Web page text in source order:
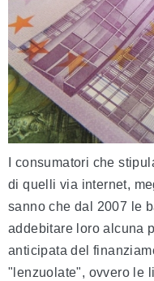
I consumatori che
di quelli via internet,
sanno che dal 2007 le
addebitare loro alcuna
anticipata del
"lenzuolate", ovvero le